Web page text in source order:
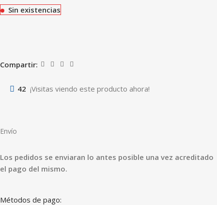
Sin existencias
Compartir:
42 ¡Visitas viendo este producto ahora!
Envío
Los pedidos se enviaran lo antes posible una vez acreditado
el pago del mismo.
Métodos de pago: